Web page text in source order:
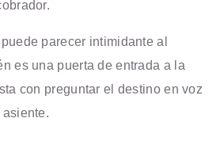
parecer intimidante al
es una puerta de entrada a la
con preguntar el destino en voz